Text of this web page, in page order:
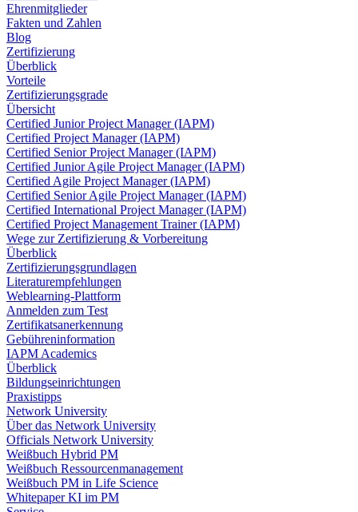
Ehrenmitglieder
Fakten und Zahlen
Blog
Zertifizierung
Überblick
Vorteile
Zertifizierungsgrade
Übersicht
Certified Junior Project Manager (IAPM)
Certified Project Manager (IAPM)
Certified Senior Project Manager (IAPM)
Certified Junior Agile Project Manager (IAPM)
Certified Agile Project Manager (IAPM)
Certified Senior Agile Project Manager (IAPM)
Certified International Project Manager (IAPM)
Certified Project Management Trainer (IAPM)
Wege zur Zertifizierung & Vorbereitung
Überblick
Zertifizierungsgrundlagen
Literaturempfehlungen
Weblearning-Plattform
Anmelden zum Test
Zertifikatsanerkennung
Gebühreninformation
IAPM Academics
Überblick
Bildungseinrichtungen
Praxistipps
Network University
Über das Network University
Officials Network University
Weißbuch Hybrid PM
Weißbuch Ressourcenmanagement
Weißbuch PM in Life Science
Whitepaper KI im PM